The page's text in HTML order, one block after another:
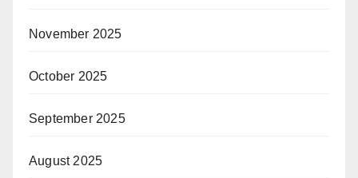
November 2025
October 2025
September 2025
August 2025